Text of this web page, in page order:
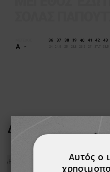
ΔΕΊΤΕ
Αυτός ο